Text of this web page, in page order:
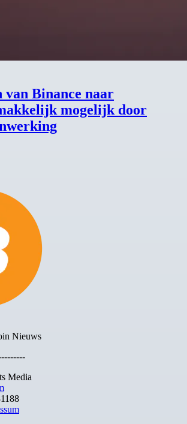
van Binance naar
mogelijk door
Nieuws
Media